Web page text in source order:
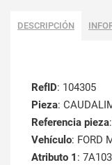
DESCRIPCIÓN
RefID: 104305
Pieza:
Referencia pieza
Vehículo: FORD
Atributo 1 : 7A103